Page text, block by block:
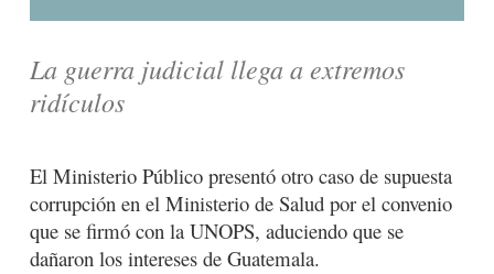
La guerra judicial llega a extremos
ridículos
El Ministerio Público presentó otro caso de supuesta
corrupción en el Ministerio de Salud por el convenio
que se firmó con la UNOPS, aduciendo que se
dañaron los intereses de Guatemala.